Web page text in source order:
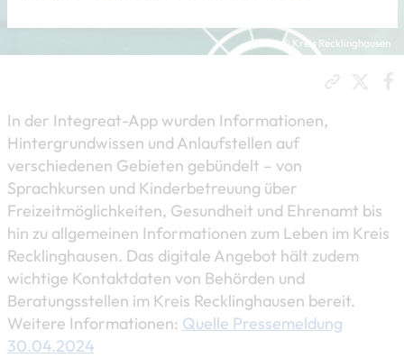
© Kreis Recklinghausen
In der Integreat-App wurden Informationen,
Hintergrundwissen und Anlaufstellen auf
verschiedenen Gebieten gebündelt – von
Sprachkursen und Kinderbetreuung über
Freizeitmöglichkeiten, Gesundheit und Ehrenamt bis
hin zu allgemeinen Informationen zum Leben im Kreis
Recklinghausen. Das digitale Angebot hält zudem
wichtige Kontaktdaten von Behörden und
Beratungsstellen im Kreis Recklinghausen bereit.
Weitere Informationen: Quelle Pressemeldung
30.04.2024